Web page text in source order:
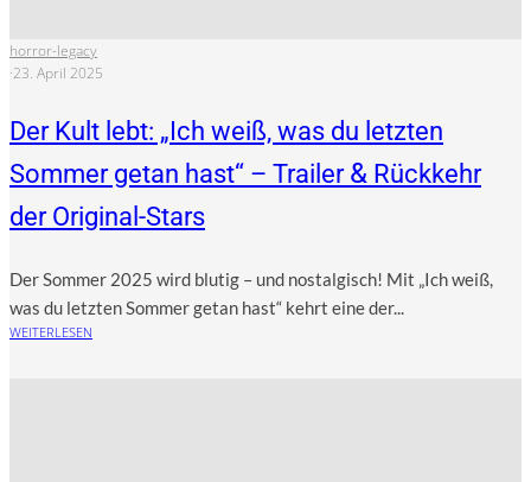
horror-legacy
·23. April 2025
Der Kult lebt: „Ich weiß, was du letzten
Sommer getan hast“ – Trailer & Rückkehr
der Original-Stars
Der Som­mer 2025 wird blu­tig – und nost­al­gisch! Mit „Ich weiß,
was du letz­ten Som­mer getan hast“ kehrt eine der...
WEITERLESEN